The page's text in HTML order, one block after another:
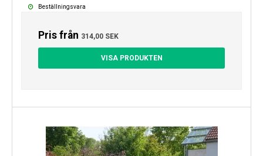
Beställningsvara
Pris från 314,00 SEK
VISA PRODUKTEN